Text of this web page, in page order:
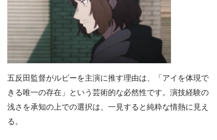
五反田監督がルビーを主演に推す理由は、「アイを体現で
きる唯一の存在」という芸術的な必然性です。演技経験の
浅さを承知の上での選択は、一見すると純粋な情熱に見え
る。